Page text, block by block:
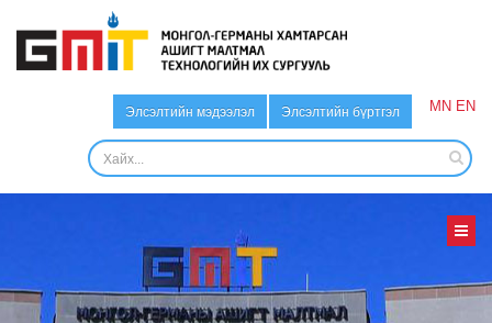
Элсэлтийн мэдээлэл Элсэлтийн бүртгэл MN EN